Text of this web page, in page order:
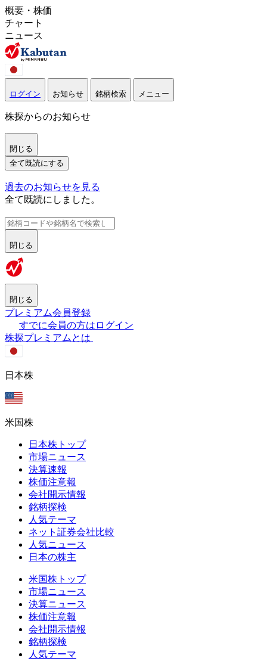
概要・株価
チャート
ニュース
ログイン お知らせ 銘柄検索 メニュー
株探からのお知らせ
閉じる
全て既読にする
過去のお知らせを見る
全て既読にしました。
閉じる
閉じる
プレミアム会員登録
すでに会員の方はログイン
株探プレミアムとは
日本株
米国株
日本株トップ
市場ニュース
決算速報
株価注意報
会社開示情報
銘柄探検
人気テーマ
ネット証券会社比較
人気ニュース
日本の株主
米国株トップ
市場ニュース
決算ニュース
株価注意報
会社開示情報
銘柄探検
人気テーマ